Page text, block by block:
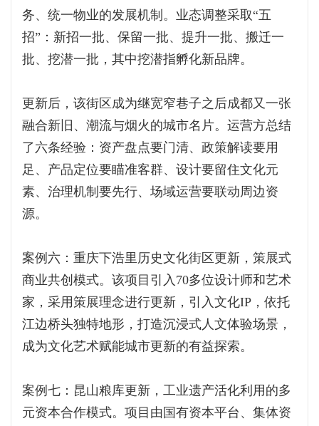
务、统一物业的发展机制。业态调整采取“五
招”：新招一批、保留一批、提升一批、搬迁一
批、挖潜一批，其中挖潜指孵化新品牌。
更新后，该街区成为继宽窄巷子之后成都又一张
融合新旧、潮流与烟火的城市名片。运营方总结
了六条经验：资产盘点要门清、政策解读要用
足、产品定位要瞄准客群、设计要留住文化元
素、治理机制要先行、场域运营要联动周边资
源。
案例六：重庆下浩里历史文化街区更新，策展式
商业共创模式。该项目引入70多位设计师和艺术
家，采用策展理念进行更新，引入文化IP，依托
江边桥头独特地形，打造沉浸式人文体验场景，
成为文化艺术赋能城市更新的有益探索。
案例七：昆山粮库更新，工业遗产活化利用的多
元资本合作模式。项目由国有资本平台、集体资